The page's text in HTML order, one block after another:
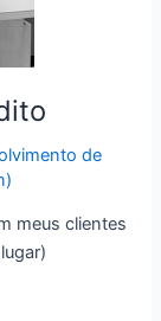
de
meus clientes